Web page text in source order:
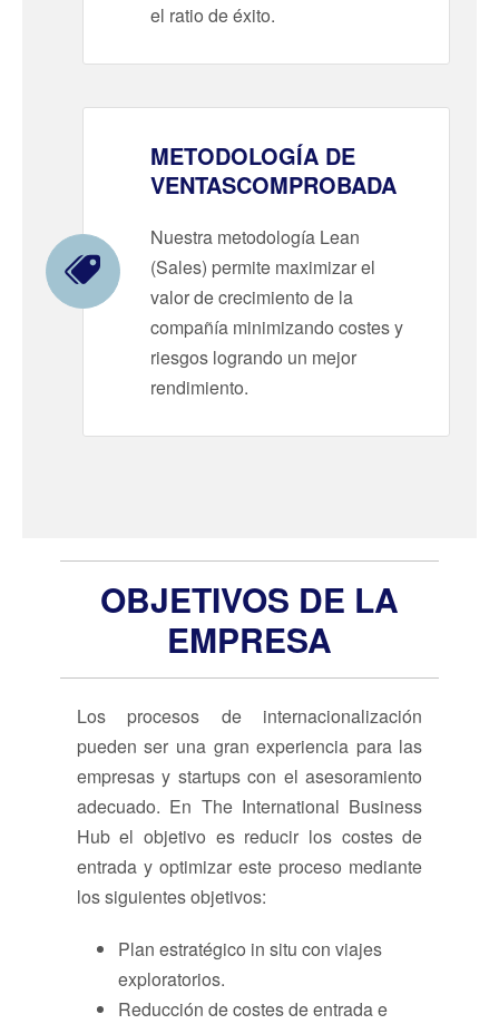
el ratio de éxito.
METODOLOGÍA DE
VENTASCOMPROBADA
Nuestra metodología Lean
(Sales) permite maximizar el
valor de crecimiento de la
compañía minimizando costes y
riesgos logrando un mejor
rendimiento.
OBJETIVOS DE LA
EMPRESA
Los procesos de internacionalización
pueden ser una gran experiencia para las
empresas y startups con el asesoramiento
adecuado. En The International Business
Hub el objetivo es reducir los costes de
entrada y optimizar este proceso mediante
los siguientes objetivos:
Plan estratégico in situ con viajes
exploratorios.
Reducción de costes de entrada e